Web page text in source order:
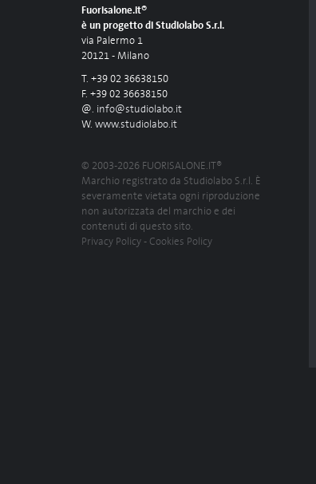
Fuorisalone.it®
è un progetto di Studiolabo S.r.l.
via Palermo 1
20121 - Milano
T. +39 02 36638150
F. +39 02 36638150
@. info@studiolabo.it
W. www.studiolabo.it
© 2003-2026 FUORISALONE.IT®
Marchio registrato da Studiolabo S.r.l. È
severamente vietata ogni riproduzione
non autorizzata del marchio e dei
contenuti di questo sito.
Privacy Policy - Cookies Policy